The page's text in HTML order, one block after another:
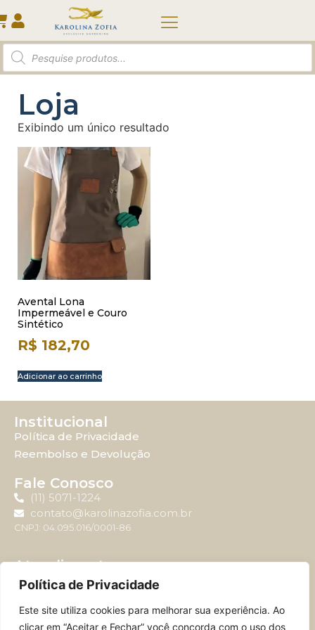
Política de Privacidade
Este site utiliza cookies para melhorar sua experiência. Ao
clicar em “Aceitar e Fechar” você concorda com o uso dos
Loja
Exibindo um único resultado
Avental Lona
Impermeável e Couro
Sintético
R$ 182,70
Adicionar ao carrinho
Institucional
Política de Privacidade
Reembolso e Devolução
Fale Conosco
(11) 5071-1224
contato@karolinazofia.com.br
CNPJ: 04.095.016/0001-86
Atendimento
Horário de atendimento: Segunda-feira à sexta-feira